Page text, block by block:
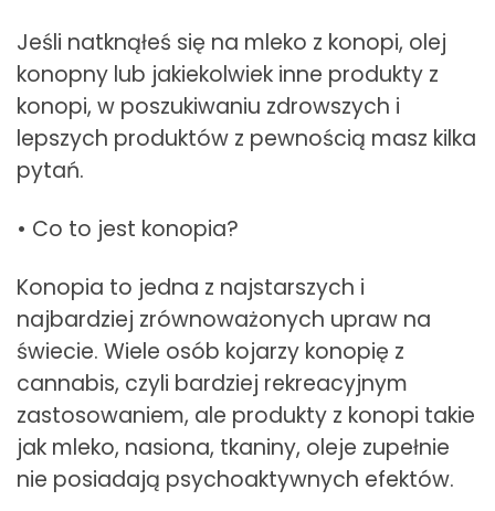
Jeśli natknąłeś się na mleko z konopi, olej
konopny lub jakiekolwiek inne produkty z
konopi, w poszukiwaniu zdrowszych i
lepszych produktów z pewnością masz kilka
pytań.
• Co to jest konopia?
Konopia to jedna z najstarszych i
najbardziej zrównoważonych upraw na
świecie. Wiele osób kojarzy konopię z
cannabis, czyli bardziej rekreacyjnym
zastosowaniem, ale produkty z konopi takie
jak mleko, nasiona, tkaniny, oleje zupełnie
nie posiadają psychoaktywnych efektów.